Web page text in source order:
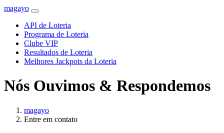
magayo
API de Loteria
Programa de Loteria
Clube VIP
Resultados de Loteria
Melhores Jackpots da Loteria
Nós Ouvimos & Respondemos
magayo
Entre em contato